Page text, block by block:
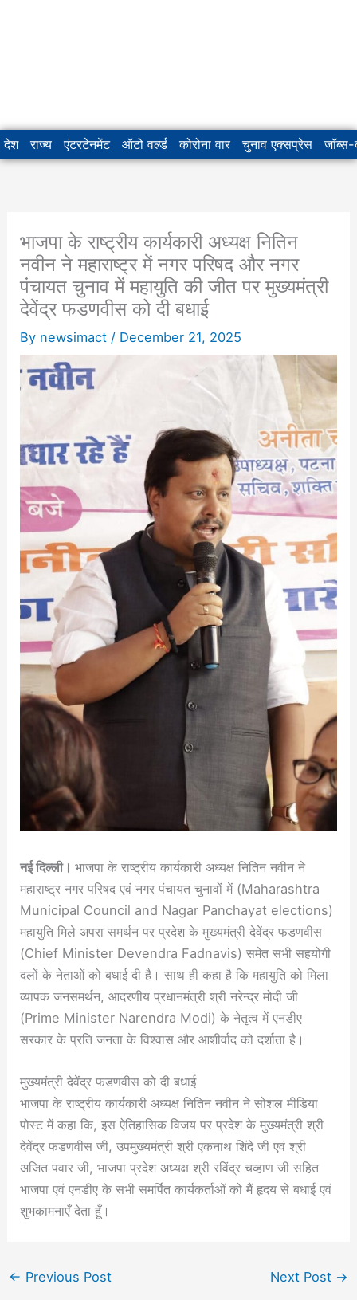
देश राज्य एंटरटेनमेंट ऑटो वर्ल्ड कोरोना वार चुनाव एक्सप्रेस जॉब्स-
भाजपा के राष्ट्रीय कार्यकारी अध्यक्ष नितिन
नवीन ने महाराष्ट्र में नगर परिषद और नगर
पंचायत चुनाव में महायुति की जीत पर मुख्यमंत्री
देवेंद्र फडणवीस को दी बधाई
By newsimact / December 21, 2025
नई दिल्ली।भाजपा के राष्ट्रीय कार्यकारी अध्यक्ष नितिन नवीन ने
महाराष्ट्र नगर परिषद एवं नगर पंचायत चुनावों में (Maharashtra
Municipal Council and Nagar Panchayat elections)
महायुति मिले अपरा समर्थन पर प्रदेश के मुख्यमंत्री देवेंद्र फडणवीस
(Chief Minister Devendra Fadnavis) समेत सभी सहयोगी
दलों के नेताओं को बधाई दी है। साथ ही कहा है कि महायुति को मिला
व्यापक जनसमर्थन, आदरणीय प्रधानमंत्री श्री नरेन्द्र मोदी जी
(Prime Minister Narendra Modi) के नेतृत्व में एनडीए
सरकार के प्रति जनता के विश्वास और आशीर्वाद को दर्शाता है।
मुख्यमंत्री देवेंद्र फडणवीस को दी बधाई
भाजपा के राष्ट्रीय कार्यकारी अध्यक्ष नितिन नवीन ने सोशल मीडिया
पोस्ट में कहा कि, इस ऐतिहासिक विजय पर प्रदेश के मुख्यमंत्री श्री
देवेंद्र फडणवीस जी, उपमुख्यमंत्री श्री एकनाथ शिंदे जी एवं श्री
अजित पवार जी, भाजपा प्रदेश अध्यक्ष श्री रविंद्र चव्हाण जी सहित
भाजपा एवं एनडीए के सभी समर्पित कार्यकर्ताओं को मैं हृदय से बधाई एवं
शुभकामनाएँ देता हूँ।
← Previous Post Next Post →